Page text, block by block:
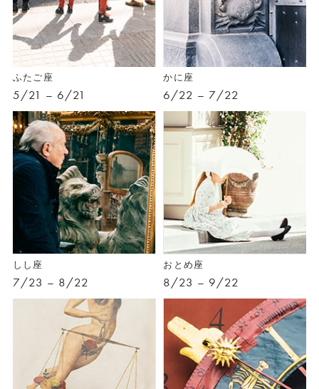
ふたご座
5/21 – 6/21
かに座
6/22 – 7/22
しし座
7/23 – 8/22
おとめ座
8/23 – 9/22